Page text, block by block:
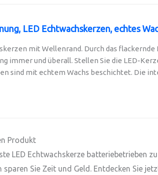
LED Echtwachskerzen, echtes
mit Wellenrand. Durch das flackernde
immer und überall. Stellen Sie die LED-
sind mit echtem Wachs beschichtet. Die
Produkt
LED Echtwachskerze batteriebetrieben
Sie Zeit und Geld. Entdecken Sie